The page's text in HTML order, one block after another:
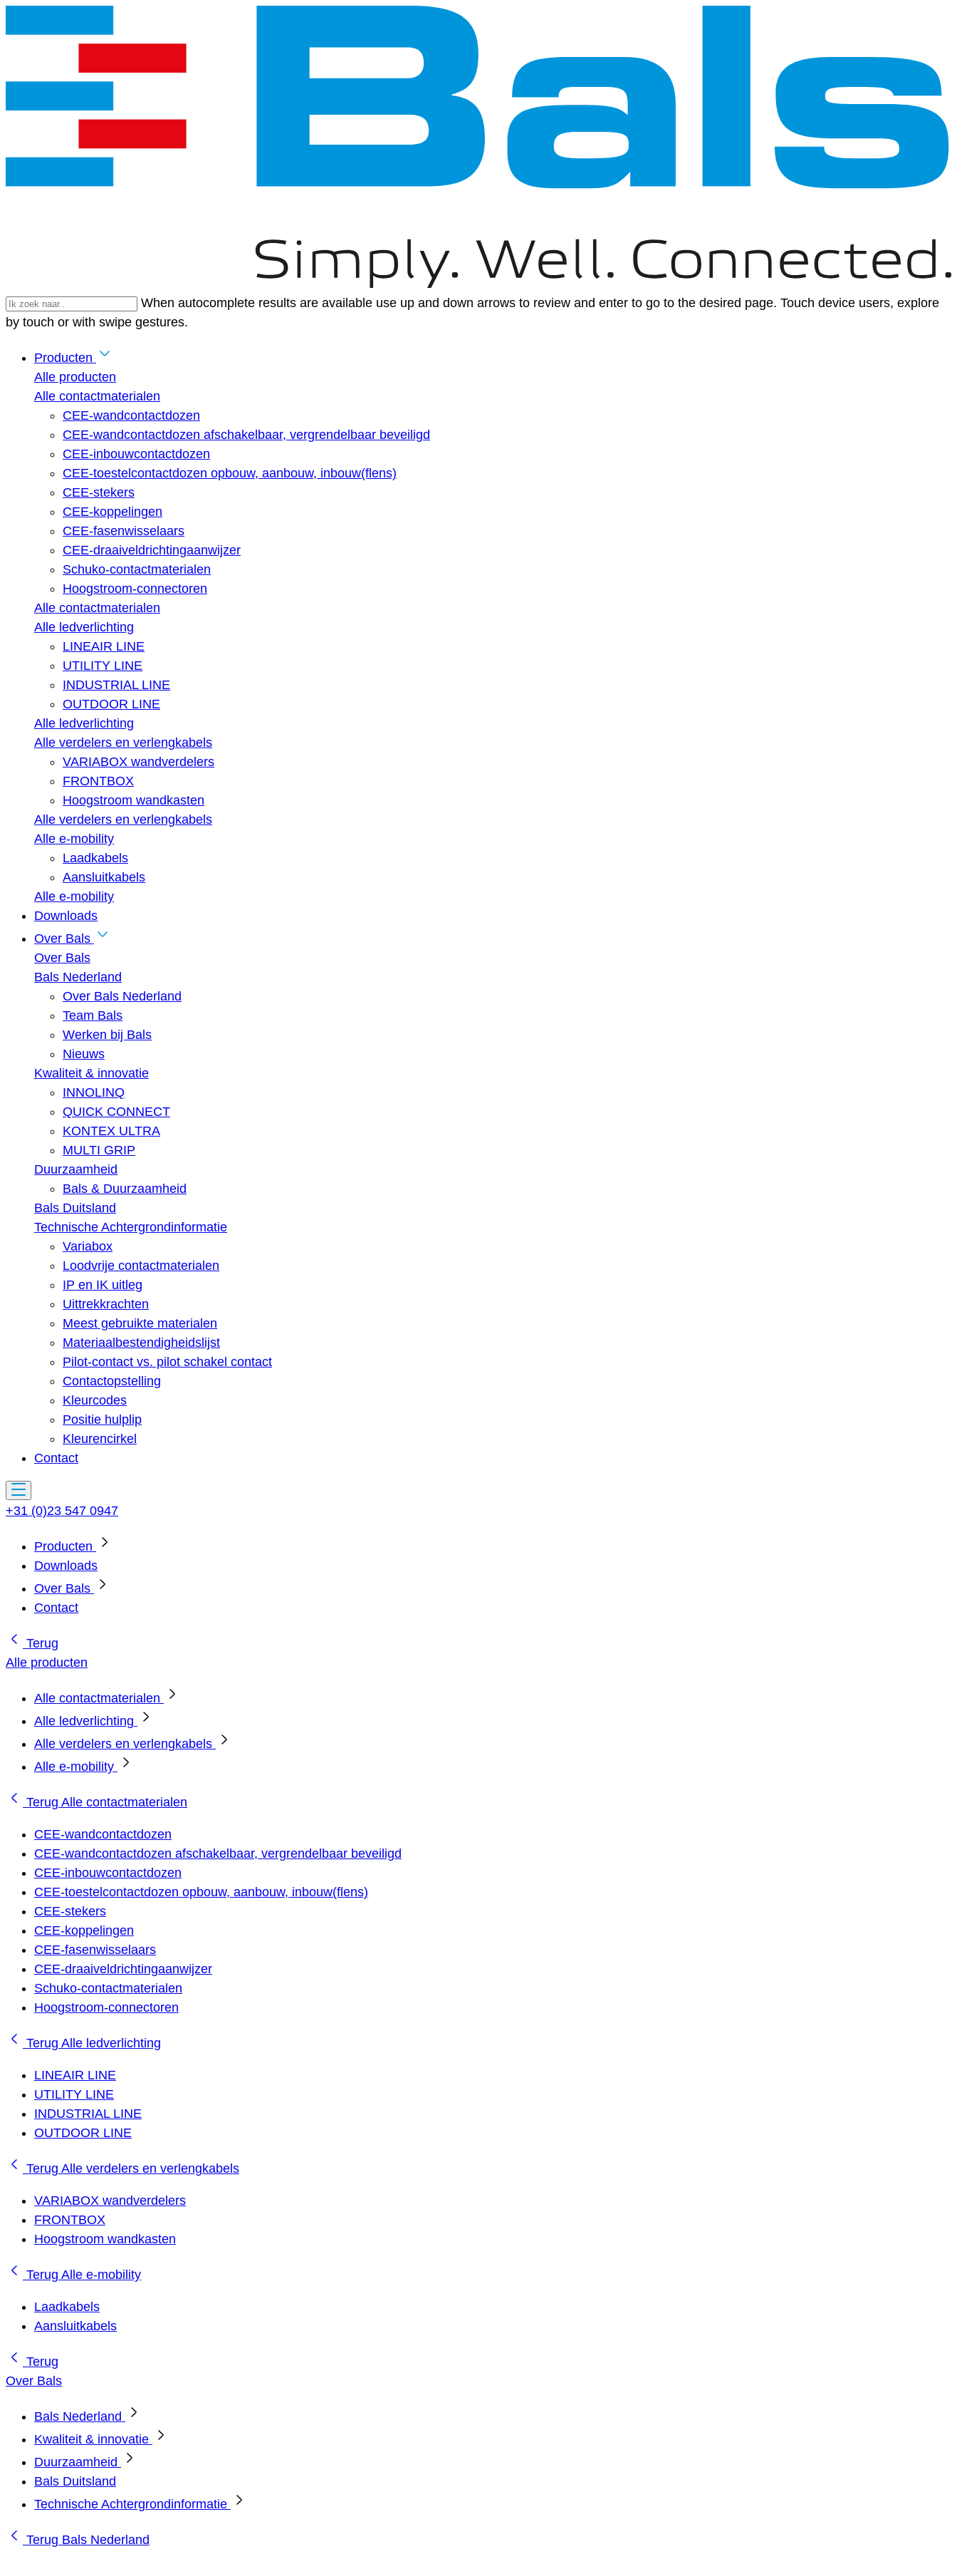
When autocomplete results are available use up and down arrows to review and enter to go to the desired page. Touch device users, explore
by touch or with swipe gestures.
Producten
Alle producten
Alle contactmaterialen
CEE-wandcontactdozen
CEE-wandcontactdozen afschakelbaar, vergrendelbaar beveiligd
CEE-inbouwcontactdozen
CEE-toestelcontactdozen opbouw, aanbouw, inbouw(flens)
CEE-stekers
CEE-koppelingen
CEE-fasenwisselaars
CEE-draaiveldrichtingaanwijzer
Schuko-contactmaterialen
Hoogstroom-connectoren
Alle contactmaterialen
Alle ledverlichting
LINEAIR LINE
UTILITY LINE
INDUSTRIAL LINE
OUTDOOR LINE
Alle ledverlichting
Alle verdelers en verlengkabels
VARIABOX wandverdelers
FRONTBOX
Hoogstroom wandkasten
Alle verdelers en verlengkabels
Alle e-mobility
Laadkabels
Aansluitkabels
Alle e-mobility
Downloads
Over Bals
Over Bals
Bals Nederland
Over Bals Nederland
Team Bals
Werken bij Bals
Nieuws
Kwaliteit & innovatie
INNOLINQ
QUICK CONNECT
KONTEX ULTRA
MULTI GRIP
Duurzaamheid
Bals & Duurzaamheid
Bals Duitsland
Technische Achtergrondinformatie
Variabox
Loodvrije contactmaterialen
IP en IK uitleg
Uittrekkrachten
Meest gebruikte materialen
Materiaalbestendigheidslijst
Pilot-contact vs. pilot schakel contact
Contactopstelling
Kleurcodes
Positie hulplip
Kleurencirkel
Contact
+31 (0)23 547 0947
Producten
Downloads
Over Bals
Contact
Terug
Alle producten
Alle contactmaterialen
Alle ledverlichting
Alle verdelers en verlengkabels
Alle e-mobility
Terug Alle contactmaterialen
CEE-wandcontactdozen
CEE-wandcontactdozen afschakelbaar, vergrendelbaar beveiligd
CEE-inbouwcontactdozen
CEE-toestelcontactdozen opbouw, aanbouw, inbouw(flens)
CEE-stekers
CEE-koppelingen
CEE-fasenwisselaars
CEE-draaiveldrichtingaanwijzer
Schuko-contactmaterialen
Hoogstroom-connectoren
Terug Alle ledverlichting
LINEAIR LINE
UTILITY LINE
INDUSTRIAL LINE
OUTDOOR LINE
Terug Alle verdelers en verlengkabels
VARIABOX wandverdelers
FRONTBOX
Hoogstroom wandkasten
Terug Alle e-mobility
Laadkabels
Aansluitkabels
Terug
Over Bals
Bals Nederland
Kwaliteit & innovatie
Duurzaamheid
Bals Duitsland
Technische Achtergrondinformatie
Terug Bals Nederland